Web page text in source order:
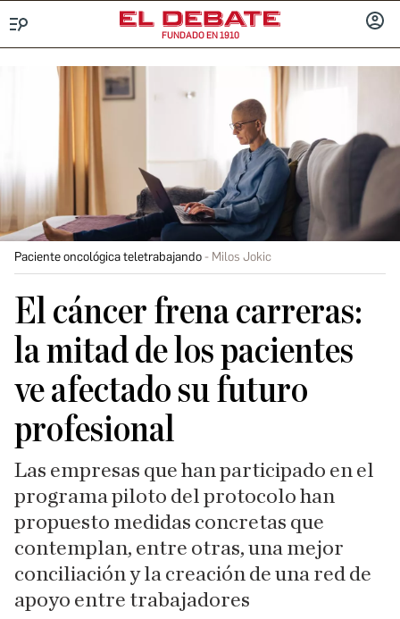
FUNDADO EN 1910
Paciente oncológica teletrabajando Milos Jokic
El cáncer frena carreras:
la mitad de los pacientes
ve afectado su futuro
profesional
Las empresas que han participado en el
programa piloto del protocolo han
propuesto medidas concretas que
contemplan, entre otras, una mejor
conciliación y la creación de una red de
apoyo entre trabajadores